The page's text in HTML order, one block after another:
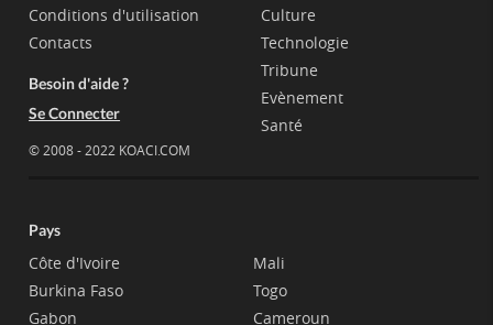
Conditions d'utilisation
Contacts
Besoin d'aide ?
Se Connecter
© 2008 - 2022 KOACI.COM
Culture
Technologie
Tribune
Evènement
Santé
Pays
Côte d'Ivoire
Burkina Faso
Gabon
Mali
Togo
Cameroun